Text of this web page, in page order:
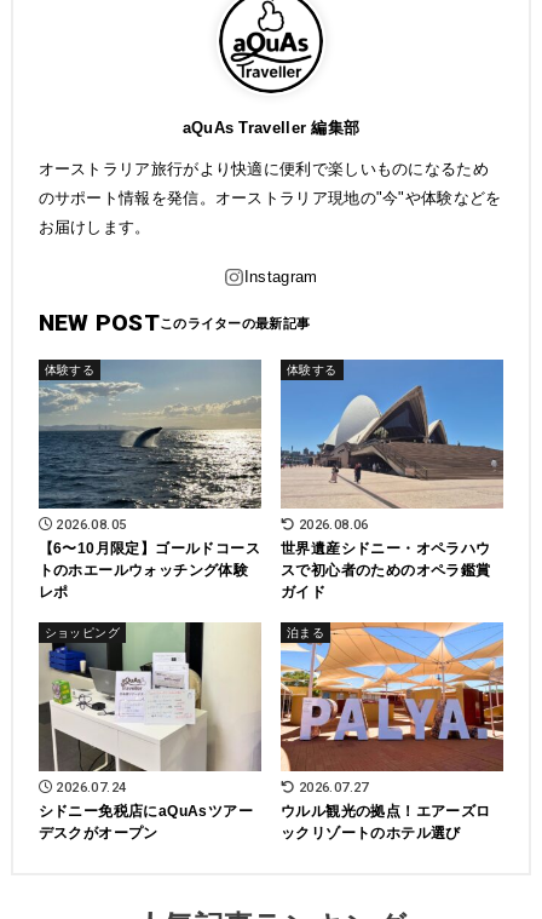
aQuAs Traveller 編集部
オーストラリア旅行がより快適に便利で楽しいものになるため
のサポート情報を発信。オーストラリア現地の"今"や体験などを
お届けします。
NEW POST
体験する
2026.08.05
【6〜10月限定】ゴールドコース
トのホエールウォッチング体験
レポ
体験する
2026.08.06
世界遺産シドニー・オペラハウ
スで初心者のためのオペラ鑑賞
ガイド
ショッピング
2026.07.24
シドニー免税店にaQuAsツアー
デスクがオープン
泊まる
2026.07.27
ウルル観光の拠点！エアーズロ
ックリゾートのホテル選び